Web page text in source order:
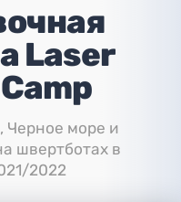
Laser
Черное море и
швертботах в
2022